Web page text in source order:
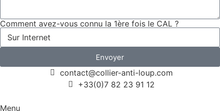
Comment avez-vous connu la 1ère fois le CAL ?
Envoyer
contact@collier-anti-loup.com
+33(0)7 82 23 91 12
Menu